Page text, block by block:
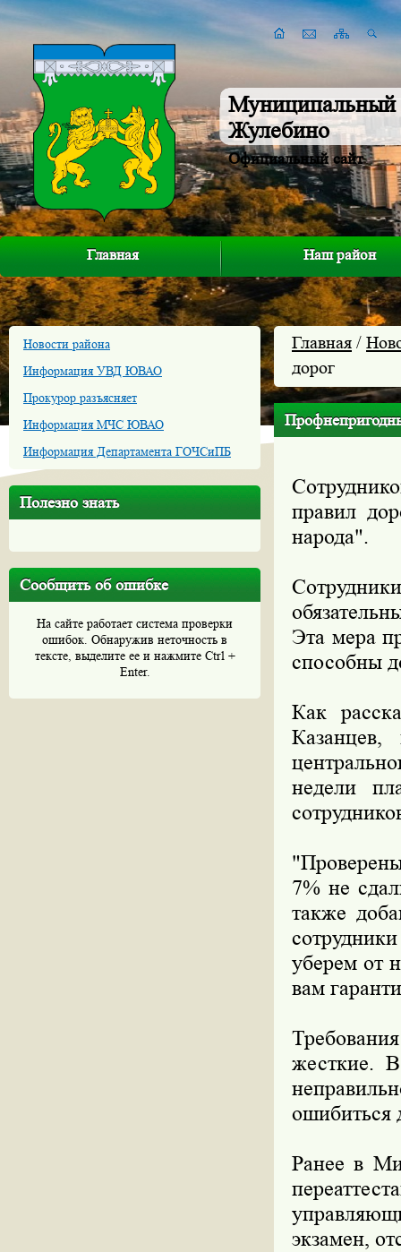
Муниципальный
Жулебино
Официальный сайт
Главная Наш район
Новости района
Информация УВД ЮВАО
Прокурор разъясняет
Информация МЧС ЮВАО
Информация Департамента ГОЧСиПБ
Полезно знать
Сообщить об ошибке
На сайте работает система проверки
ошибок. Обнаружив неточность в
тексте, выделите ее и нажмите Ctrl +
Enter.
Главная /
дорог
правил
народа".
Эта мера
способны
Как
недели
7% не
также
уберем от
вам
жесткие.
ошибиться
Ранее в
экзамен,